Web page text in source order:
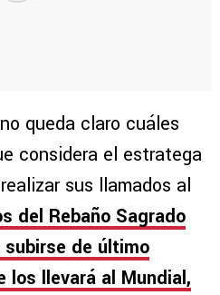
queda claro cuáles
considera el estratega
sus llamados al
del Rebaño Sagrado
de último
los llevará al Mundial,